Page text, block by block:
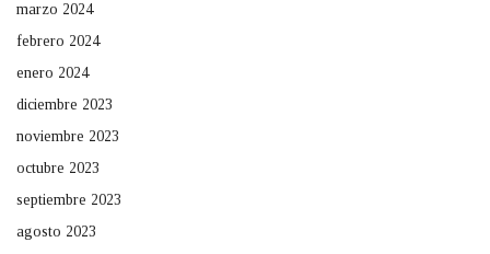
marzo 2024
febrero 2024
enero 2024
diciembre 2023
noviembre 2023
octubre 2023
septiembre 2023
agosto 2023